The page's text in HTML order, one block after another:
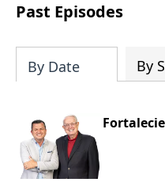
Past Episodes
By Date By